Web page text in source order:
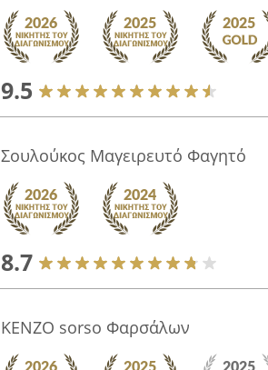
9.5
Σουλούκος Mαγειρευτό Φαγητό
8.7
KENZO sorso Φαρσάλων